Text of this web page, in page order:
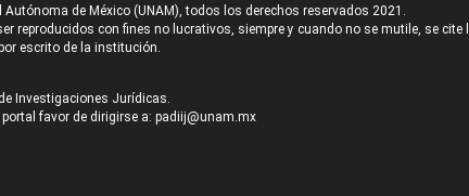
Autónoma de México (UNAM), todos los derechos reservados 2021.
reproducidos con fines no lucrativos, siempre y cuando no se mutile, se
escrito de la institución.
Investigaciones Jurídicas.
favor de dirigirse a: padiij@unam.mx